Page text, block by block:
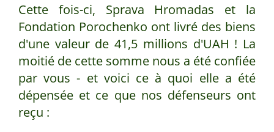
Cette fois-ci, Sprava Hromadas et la
Fondation Porochenko ont livré des biens
d'une valeur de 41,5 millions d'UAH ! La
moitié de cette somme nous a été confiée
par vous - et voici ce à quoi elle a été
dépensée et ce que nos défenseurs ont
reçu :